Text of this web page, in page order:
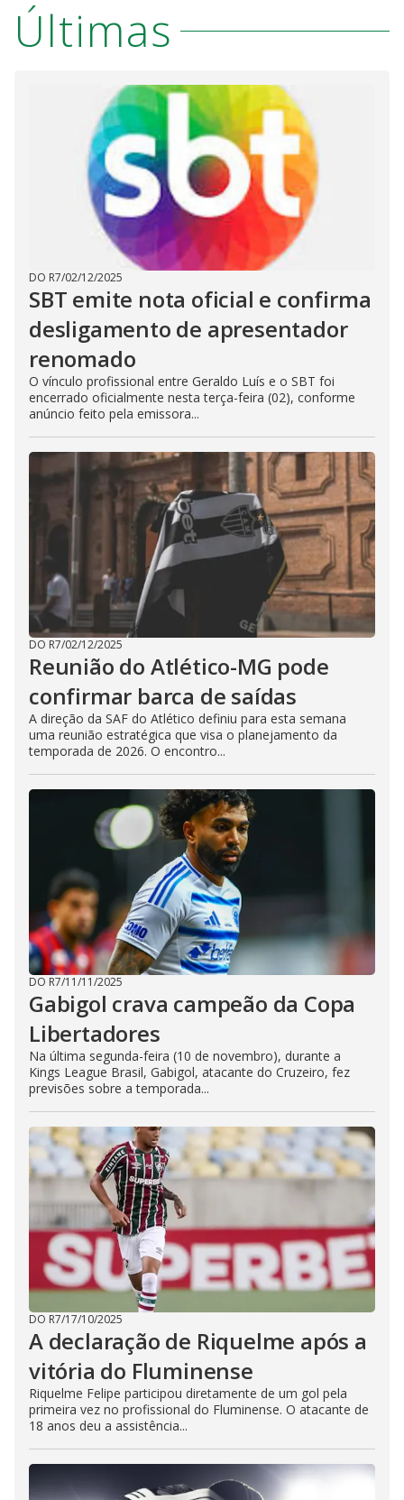
Últimas
DO R7/02/12/2025
SBT emite nota oficial e confirma
desligamento de apresentador
renomado
O vínculo profissional entre Geraldo Luís e o SBT foi
encerrado oficialmente nesta terça-feira (02), conforme
anúncio feito pela emissora...
DO R7/02/12/2025
Reunião do Atlético-MG pode
confirmar barca de saídas
A direção da SAF do Atlético definiu para esta semana
uma reunião estratégica que visa o planejamento da
temporada de 2026. O encontro...
DO R7/11/11/2025
Gabigol crava campeão da Copa
Libertadores
Na última segunda-feira (10 de novembro), durante a
Kings League Brasil, Gabigol, atacante do Cruzeiro, fez
previsões sobre a temporada...
DO R7/17/10/2025
A declaração de Riquelme após a
vitória do Fluminense
Riquelme Felipe participou diretamente de um gol pela
primeira vez no profissional do Fluminense. O atacante de
18 anos deu a assistência...